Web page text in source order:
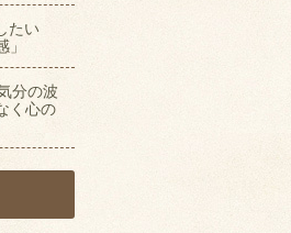
たい
分の波
く心の